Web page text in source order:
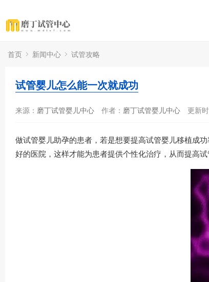
首页 新闻中心 试管攻略
试管婴儿怎么能一次就成功
来源： 磨丁试管婴儿中心 作者： 磨丁试管婴儿中心 更新
做试管婴儿助孕的患者，若是想要提高试管婴儿移植成
好的医院，这样才能为患者提供个性化治疗，从而提高试